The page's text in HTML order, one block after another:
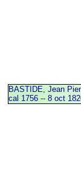
BASTIDE, Jean
cal 1756 -- 8 oct